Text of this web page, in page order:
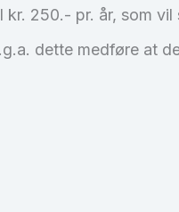
250.- pr. år, som
dette medføre at